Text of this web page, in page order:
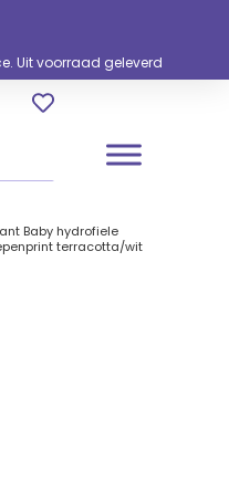
Uit voorraad geleverd
Baby hydrofiele
terracotta/wit